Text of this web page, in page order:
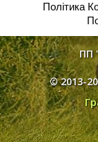
Політика
ПП
© 2013-